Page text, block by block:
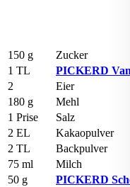
150 g
Zucker
1 TL
PICKERD
2
Eier
180 g
Mehl
1 Prise
Salz
2 EL
Kakaopulver
2 TL
Backpulver
75 ml
Milch
50 g
PICKERD